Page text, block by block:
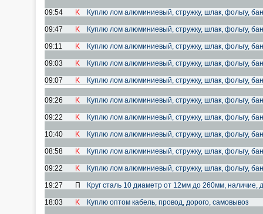
09:54 K Куплю лом алюминиевый, стружку, шлак, фольгу,
09:47 K Куплю лом алюминиевый, стружку, шлак, фольгу,
09:11 K Куплю лом алюминиевый, стружку, шлак, фольгу,
09:03 K Куплю лом алюминиевый, стружку, шлак, фольгу,
09:07 K Куплю лом алюминиевый, стружку, шлак, фольгу,
09:26 K Куплю лом алюминиевый, стружку, шлак, фольгу,
09:22 K Куплю лом алюминиевый, стружку, шлак, фольгу,
10:40 K Куплю лом алюминиевый, стружку, шлак, фольгу,
08:58 K Куплю лом алюминиевый, стружку, шлак, фольгу,
09:22 K Куплю лом алюминиевый, стружку, шлак, фольгу,
19:27 П Круг сталь 10 диаметр от 12мм до 260мм, наличие,
18:03 K Куплю оптом кабель, провод, дорого, самовывоз